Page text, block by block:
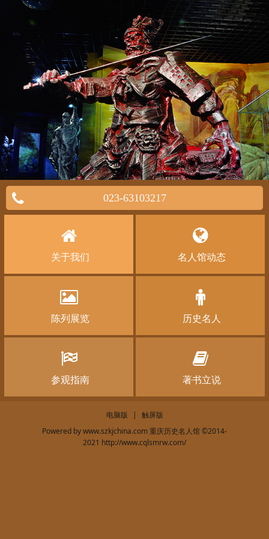
023-63103217
关于我们 名人馆动态
陈列展览 历史名人
参观指南 著书立说
电脑版 |
触屏版
Powered bywww.szkjchina.com 重庆历史名人馆©2014-
2021 http://www.cqlsmrw.com/